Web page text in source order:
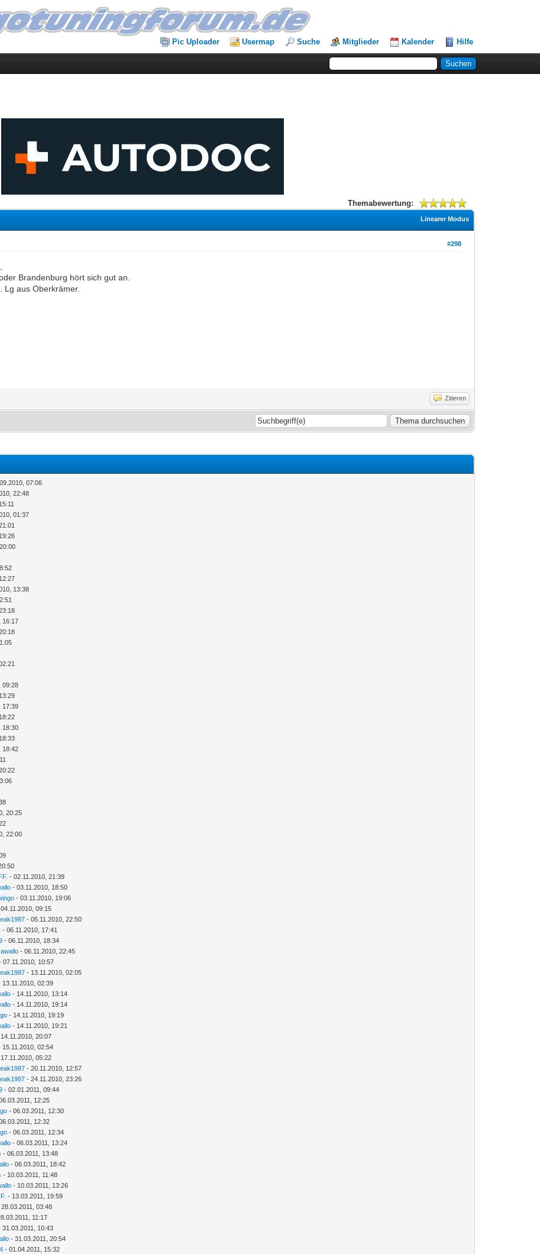
Pic Uploader Usermap Suche Mitglieder Kalender Hilfe
Themabewertung:
Linearer Modus
#298
Brandenburg hört sich gut an.
Lg aus Oberkrämer.
Zitieren
07:06
22:48
01:37
13:38
16:17
09:28
17:39
18:30
18:42
20:25
22:00
- 02.11.2010, 21:39
- 03.11.2010, 18:50
- 03.11.2010, 19:06
09:15
- 05.11.2010, 22:50
- 06.11.2010, 17:41
- 06.11.2010, 18:34
- 06.11.2010, 22:45
07.11.2010, 10:57
- 13.11.2010, 02:05
13.11.2010, 02:39
- 14.11.2010, 13:14
- 14.11.2010, 19:14
- 14.11.2010, 19:19
- 14.11.2010, 19:21
20:07
15.11.2010, 02:54
05:22
- 20.11.2010, 12:57
- 24.11.2010, 23:26
- 02.01.2011, 09:44
12:25
- 06.03.2011, 12:30
12:32
- 06.03.2011, 12:34
- 06.03.2011, 13:24
- 06.03.2011, 13:48
- 06.03.2011, 18:42
- 10.03.2011, 11:48
- 10.03.2011, 13:26
- 13.03.2011, 19:59
03:48
11:17
31.03.2011, 10:43
- 31.03.2011, 20:54
- 01.04.2011, 15:32